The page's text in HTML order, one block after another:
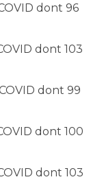
dont 96
dont 103
dont 99
dont 100
dont 103